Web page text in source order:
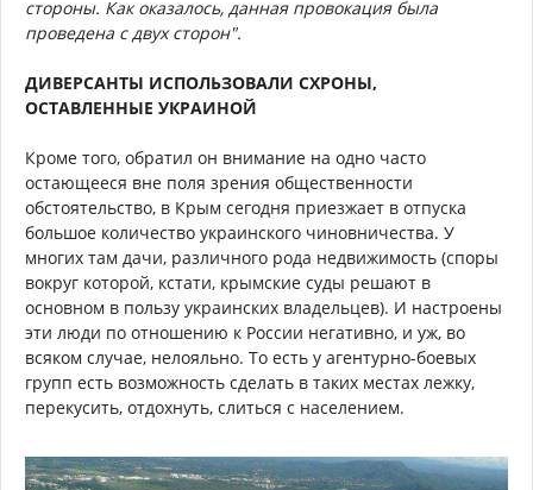
стороны. Как оказалось, данная провокация была
проведена с двух сторон".
ДИВЕРСАНТЫ ИСПОЛЬЗОВАЛИ СХРОНЫ,
ОСТАВЛЕННЫЕ УКРАИНОЙ
Кроме того, обратил он внимание на одно часто
остающееся вне поля зрения общественности
обстоятельство, в Крым сегодня приезжает в отпуска
большое количество украинского чиновничества. У
многих там дачи, различного рода недвижимость (споры
вокруг которой, кстати, крымские суды решают в
основном в пользу украинских владельцев). И настроены
эти люди по отношению к России негативно, и уж, во
всяком случае, нелояльно. То есть у агентурно-боевых
групп есть возможность сделать в таких местах лежку,
перекусить, отдохнуть, слиться с населением.